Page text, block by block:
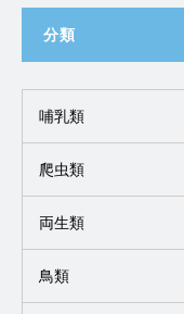
分類
哺乳類
爬虫類
両生類
鳥類